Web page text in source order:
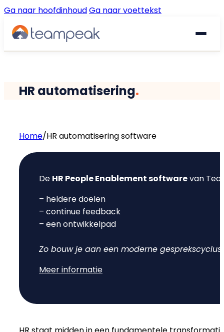
Ga naar hoofdinhoudGa naar voettekst
Platform
360° Feedback
Pulse Surveys
GROEI & INZICHT
Resources
Klantverhalen
Blog
Brochure
HR automatisering.
Home/HR automatisering software
De HR People Enablement softwarevan
– heldere doelen
– continue feedback
– een ontwikkelpad
Zo bouw je aan een moderne
Meer informatie